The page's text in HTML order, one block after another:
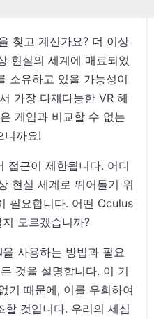
찾고 계신가요? 더 이상
현실의 세계에 매료되었
소유하고 있을 가능성이
가장 다재다능한 VR 헤
게임과 비교할 수 없는
니까요!
접근이 제한됩니다. 어디
현실 세계로 뛰어들기 위
필요합니다. 어떤 Oculus
모르겠습니까?
사용하는 방법과 필요
것을 설명합니다. 이 기
기 때문에, 이를 우회하여
것입니다. 우리의 세심